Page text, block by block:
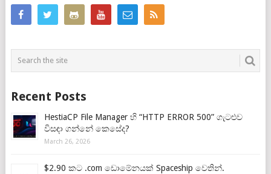
Recent Posts
HestiaCP File Manager හි “HTTP ERROR 500” ගැටළුව
විසඳා ගන්නේ කෙසේද?
March 26, 2026
$2.90 කට .com ඩොමේනයක් Spaceship වෙතින්.